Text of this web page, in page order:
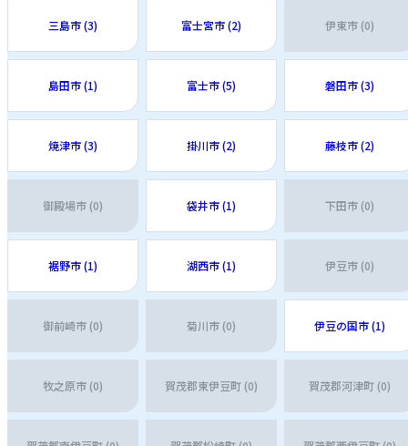
三島市 (3) 富士宮市 (2) 伊東市 (0)
島田市 (1) 富士市 (5) 磐田市 (3)
焼津市 (3) 掛川市 (2) 藤枝市 (2)
御殿場市 (0) 袋井市 (1) 下田市 (0)
裾野市 (1) 湖西市 (1) 伊豆市 (0)
御前崎市 (0) 菊川市 (0) 伊豆の国市 (1)
牧之原市 (0) 賀茂郡東伊豆町 (0) 賀茂郡河津町 (0)